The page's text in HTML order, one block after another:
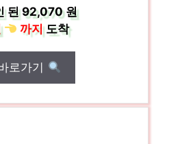
된92,070 원
까지도착
로가기